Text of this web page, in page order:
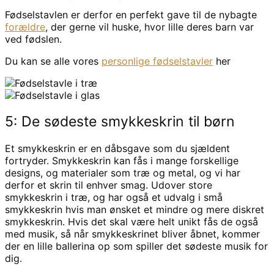
Fødselstavlen er derfor en perfekt gave til de nybagte
forældre, der gerne vil huske, hvor lille deres barn var
ved fødslen.
Du kan se alle vores personlige fødselstavler her
5: De sødeste smykkeskrin til børn
Et smykkeskrin er en dåbsgave som du sjældent
fortryder. Smykkeskrin kan fås i mange forskellige
designs, og materialer som træ og metal, og vi har
derfor et skrin til enhver smag. Udover store
smykkeskrin i træ, og har også et udvalg i små
smykkeskrin hvis man ønsket et mindre og mere diskret
smykkeskrin. Hvis det skal være helt unikt fås de også
med musik, så når smykkeskrinet bliver åbnet, kommer
der en lille ballerina op som spiller det sødeste musik for
dig.